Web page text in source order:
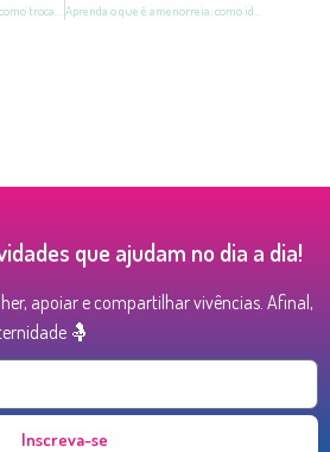
Aprenda o passo a passo de como trocar a fralda do bebê de forma simples Aprenda o que é amenorreia: como identificar, sintomas e tratamentos
que ajudam no dia a dia!
apoiar e compartilhar vivências. Afinal,
🤱
Inscreva-se